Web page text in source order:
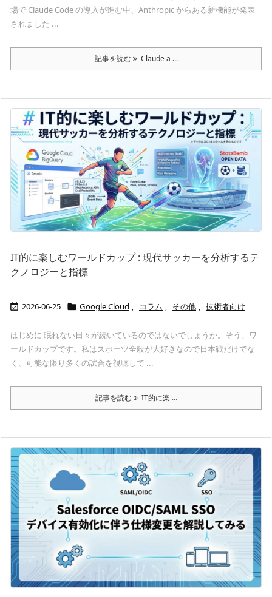
場で Claude Code の導入が進む中、Anthropic からある新機能が発表
されました ...
記事を読む Claude a ...
IT的に楽しむワールドカップ : 現代サッカーを分析するテ
クノロジーと指標
 2026-06-25  Google Cloud , コラム , その他 , 技術者向け
はじめに 眠れない日々が続いているのではないでしょうか。そう。ワ
ールドカップです。私はスポーツ全般が大好きなので日本戦だけでな
く、可能な限り多くの試合を視聴して ...
記事を読む IT的に楽 ...